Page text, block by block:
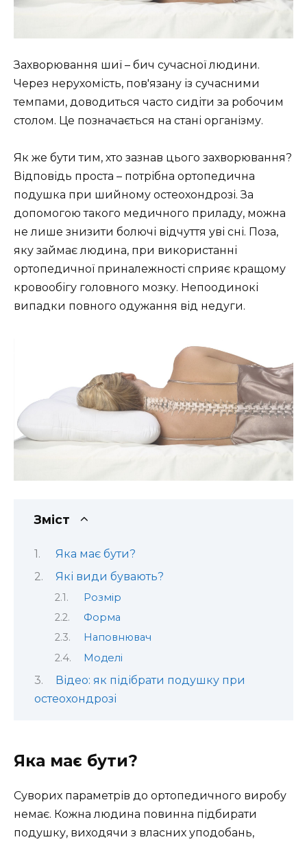
Захворювання шиї – бич сучасної людини.
Через нерухомість, пов'язану із сучасними
темпами, доводиться часто сидіти за робочим
столом. Це позначається на стані організму.
Як же бути тим, хто зазнав цього захворювання?
Відповідь проста – потрібна ортопедична
подушка при шийному остеохондрозі. За
допомогою такого медичного приладу, можна
не лише знизити болючі відчуття уві сні. Поза,
яку займає людина, при використанні
ортопедичної приналежності сприяє кращому
кровообігу головного мозку. Непоодинокі
випадки повного одужання від недуги.
Зміст
Яка має бути?
Які види бувають?
Розмір
Форма
Наповнювач
Моделі
Відео: як підібрати подушку при
остеохондрозі
Яка має бути?
Суворих параметрів до ортопедичного виробу
немає. Кожна людина повинна підбирати
подушку, виходячи з власних уподобань,